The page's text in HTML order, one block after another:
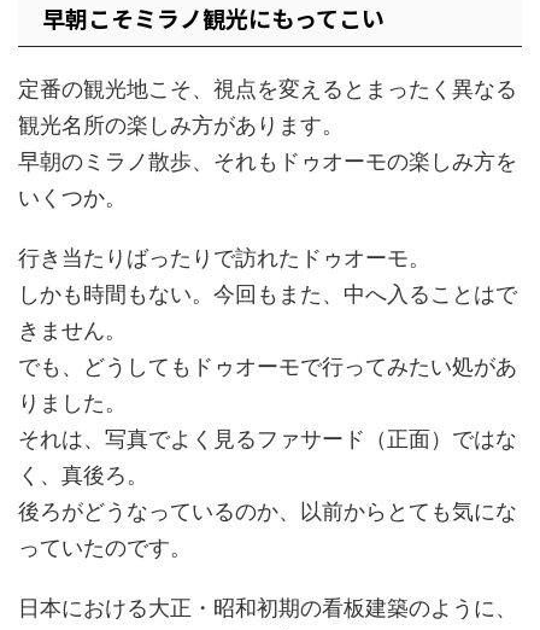
早朝こそミラノ観光にもってこい
定番の観光地こそ、視点を変えるとまったく異なる
観光名所の楽しみ方があります。
早朝のミラノ散歩、それもドゥオーモの楽しみ方を
いくつか。
行き当たりばったりで訪れたドゥオーモ。
しかも時間もない。今回もまた、中へ入ることはで
きません。
でも、どうしてもドゥオーモで行ってみたい処があ
りました。
それは、写真でよく見るファサード（正面）ではな
く、真後ろ。
後ろがどうなっているのか、以前からとても気にな
っていたのです。
日本における大正・昭和初期の看板建築のように、